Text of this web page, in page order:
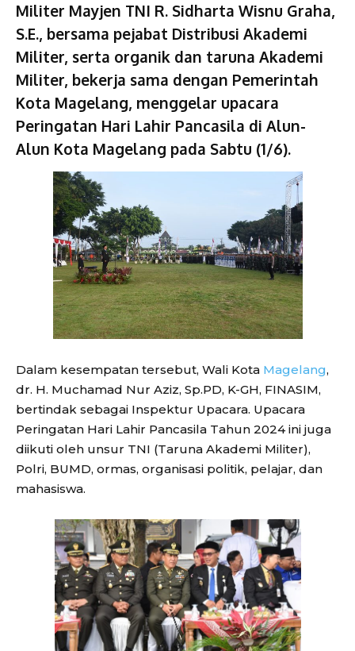
Militer Mayjen TNI R. Sidharta Wisnu Graha,
S.E., bersama pejabat Distribusi Akademi
Militer, serta organik dan taruna Akademi
Militer, bekerja sama dengan Pemerintah
Kota Magelang, menggelar upacara
Peringatan Hari Lahir Pancasila di Alun-
Alun Kota Magelang pada Sabtu (1/6).
Dalam kesempatan tersebut, Wali Kota Magelang,
dr. H. Muchamad Nur Aziz, Sp.PD, K-GH, FINASIM,
bertindak sebagai Inspektur Upacara. Upacara
Peringatan Hari Lahir Pancasila Tahun 2024 ini juga
diikuti oleh unsur TNI (Taruna Akademi Militer),
Polri, BUMD, ormas, organisasi politik, pelajar, dan
mahasiswa.